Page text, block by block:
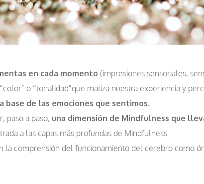
en cada momento (impresiones sensoriales,
o “tonalidad”que matiza nuestra experiencia y
base de las emociones que sentimos.
paso a paso, una dimensión de Mindfulness que
a las capas más profundas de Mindfulness.
la comprensión del funcionamiento del cerebro como